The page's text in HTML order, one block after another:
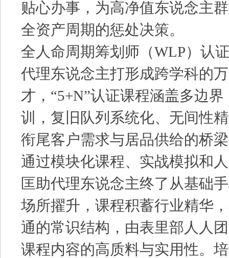
贴心办事，为高净值东说念主
全资产周期的惩处决策。
全人命周期筹划师（WLP）认
代理东说念主打形成跨学科的
才，“5+N”认证课程涵盖多边
训，复旧队列系统化、无间性
衔尾客户需求与居品供给的桥
通过模块化课程、实战模拟和
匡助代理东说念主终了从基础
场所擢升，课程积蓄行业精华
通的常识结构，由表里部人人
课程内容的高质料与实用性。